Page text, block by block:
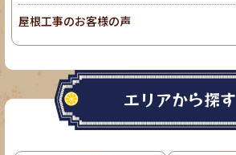
エリアから探す
屋根工事のお客様の声